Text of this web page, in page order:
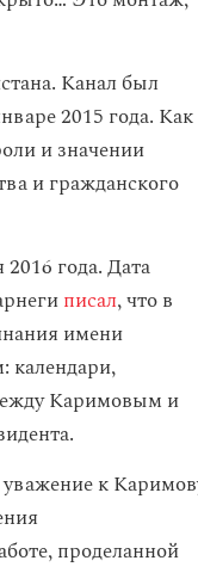
Канал был
2015 года. Как
и значении
и гражданского
года. Дата
писал, что в
имени
календари,
Каримовым и
к
проделанной